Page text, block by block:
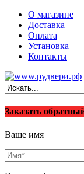
О магазине
Доставка
Оплата
Установка
Контакты
Заказать
Ваше имя